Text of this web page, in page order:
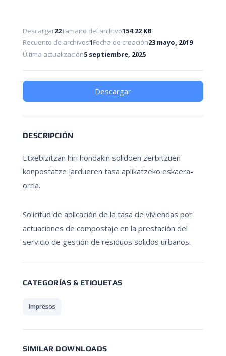
Descargar22Tamaño del archivo154.22 KB
Recuento de archivos1Fecha de creación23 mayo, 2019
Última actualización5 septiembre, 2025
Descargar
DESCRIPCIÓN
Etxebizitzan hiri hondakin solidoen zerbitzuen
konpostatze jardueren tasa aplikatzeko eskaera-
orria.
Solicitud de aplicación de la tasa de viviendas por
actuaciones de compostaje en la prestación del
servicio de gestión de residuos solidos urbanos.
CATEGORÍAS & ETIQUETAS
Impresos
SIMILAR DOWNLOADS